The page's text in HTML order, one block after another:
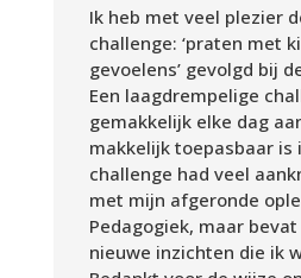
Ik heb met veel plezier
challenge: ‘praten met
gevoelens’ gevolgd bij
Een laagdrempelige
gemakkelijk elke dag
makkelijk toepasbaar is
challenge had veel
met mijn afgeronde
Pedagogiek, maar
nieuwe inzichten die ik